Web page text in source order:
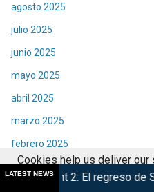
agosto 2025
julio 2025
junio 2025
mayo 2025
abril 2025
marzo 2025
febrero 2025
enero 2025
LATEST NEWS
de Santa Claus
Cookies help us deliver our
services, you agree to our